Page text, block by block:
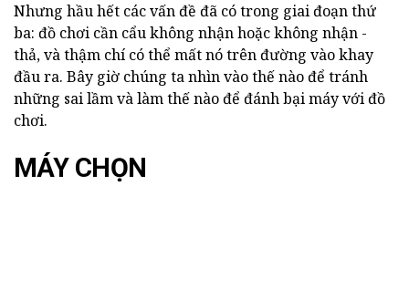
Nhưng hầu hết các vấn đề đã có trong giai đoạn thứ
ba: đồ chơi cần cẩu không nhận hoặc không nhận -
thả, và thậm chí có thể mất nó trên đường vào khay
đầu ra. Bây giờ chúng ta nhìn vào thế nào để tránh
những sai lầm và làm thế nào để đánh bại máy với đồ
chơi.
MÁY CHỌN